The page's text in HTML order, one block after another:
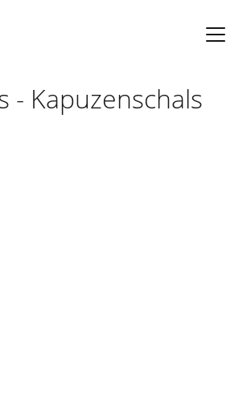
- Kapuzenschals